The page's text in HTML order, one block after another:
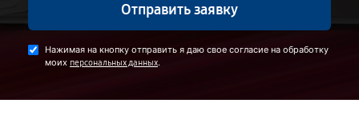
Отправить заявку
Нажимая на кнопку отправить я даю свое согласие на обработку
моих персональных данных.